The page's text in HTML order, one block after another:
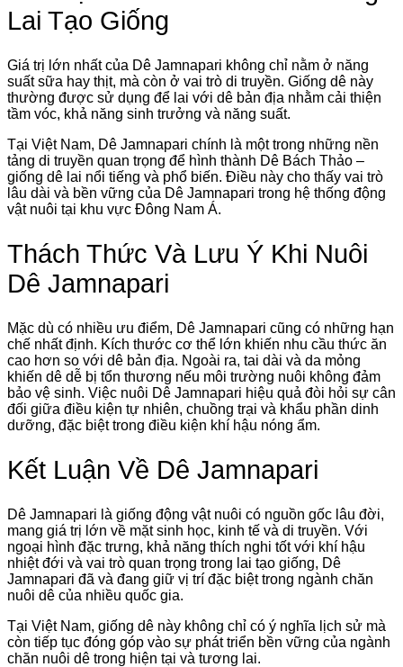
Lai Tạo Giống
Giá trị lớn nhất của Dê Jamnapari không chỉ nằm ở năng
suất sữa hay thịt, mà còn ở vai trò di truyền. Giống dê này
thường được sử dụng để lai với dê bản địa nhằm cải thiện
tầm vóc, khả năng sinh trưởng và năng suất.
Tại Việt Nam, Dê Jamnapari chính là một trong những nền
tảng di truyền quan trọng để hình thành Dê Bách Thảo –
giống dê lai nổi tiếng và phổ biến. Điều này cho thấy vai trò
lâu dài và bền vững của Dê Jamnapari trong hệ thống động
vật nuôi tại khu vực Đông Nam Á.
Thách Thức Và Lưu Ý Khi Nuôi
Dê Jamnapari
Mặc dù có nhiều ưu điểm, Dê Jamnapari cũng có những hạn
chế nhất định. Kích thước cơ thể lớn khiến nhu cầu thức ăn
cao hơn so với dê bản địa. Ngoài ra, tai dài và da mỏng
khiến dê dễ bị tổn thương nếu môi trường nuôi không đảm
bảo vệ sinh. Việc nuôi Dê Jamnapari hiệu quả đòi hỏi sự cân
đối giữa điều kiện tự nhiên, chuồng trại và khẩu phần dinh
dưỡng, đặc biệt trong điều kiện khí hậu nóng ẩm.
Kết Luận Về Dê Jamnapari
Dê Jamnapari là giống động vật nuôi có nguồn gốc lâu đời,
mang giá trị lớn về mặt sinh học, kinh tế và di truyền. Với
ngoại hình đặc trưng, khả năng thích nghi tốt với khí hậu
nhiệt đới và vai trò quan trọng trong lai tạo giống, Dê
Jamnapari đã và đang giữ vị trí đặc biệt trong ngành chăn
nuôi dê của nhiều quốc gia.
Tại Việt Nam, giống dê này không chỉ có ý nghĩa lịch sử mà
còn tiếp tục đóng góp vào sự phát triển bền vững của ngành
chăn nuôi dê trong hiện tại và tương lai.